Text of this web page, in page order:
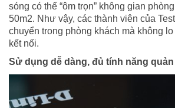
sóng có thể “ôm trọn” không gian
50m2. Như vậy, các thành viên của
chuyển trong phòng khách mà không
kết nối.
Sử dụng dễ dàng, đủ tính năng